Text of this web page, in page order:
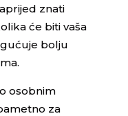
znati
će biti vaša
bolju
osobnim
za